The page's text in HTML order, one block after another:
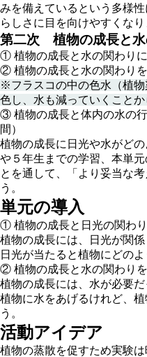
みを備えているという多様
らしさに目を向けやすくなり
第二次 植物の成長と水
① 植物の成長と水の関わり
② 植物の成長と水の関わりを
※フラスコの中の色水（植
色し、水も減っていくこと
③ 植物の成長と体内の水の
間）
植物の成長に日光や水がど
や５年生までの学習、本単
とを通して、「より妥当な
う。
単元の導入
① 植物の成長と日光の関わ
植物の成長には、日光が関係
日光が当たると植物にどの
② 植物の成長と水の関わり
植物の成長には、水が必要だ
植物に水をあげるけれど、
う。
活動アイデア
植物の蒸散を促すため実験